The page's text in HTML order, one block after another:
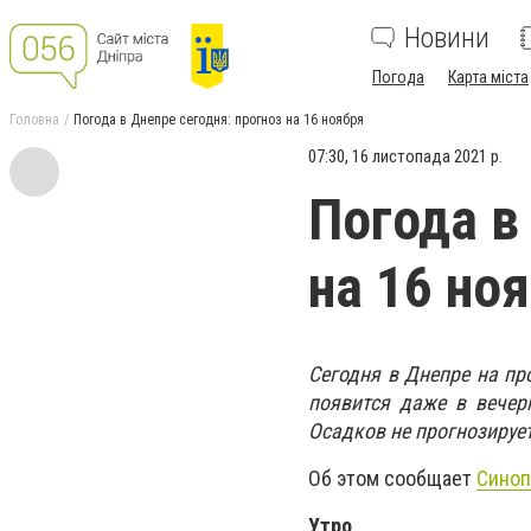
Новини
Погода Карта міста
Головна Погода в Днепре сегодня: прогноз на 16 ноября
07:30, 16 листопада 2021 р.
Погода
на 16
Сегодня в Днепре на
появится даже в
Осадков не
Об этом сообщает